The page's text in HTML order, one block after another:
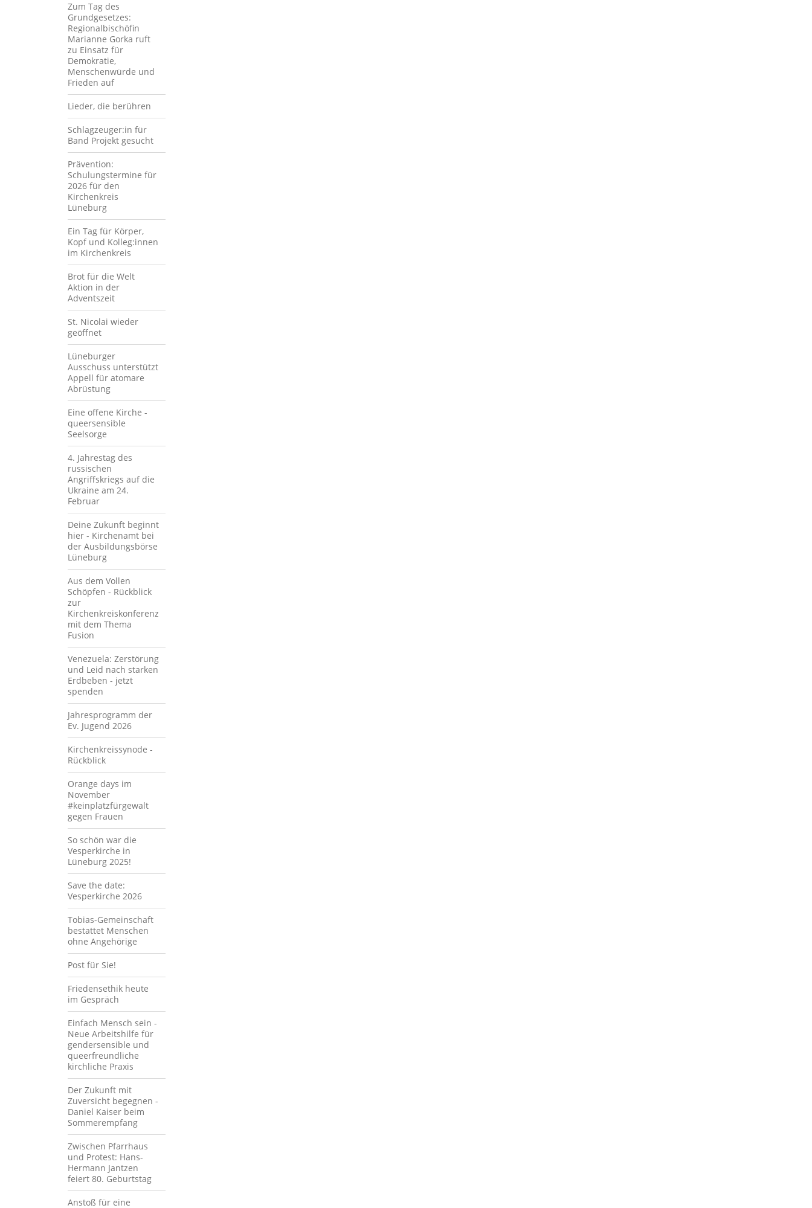
Zum Tag des
Grundgesetzes:
Regionalbischöfin
Marianne Gorka ruft
zu Einsatz für
Demokratie,
Menschenwürde und
Frieden auf
Lieder, die berühren
Schlagzeuger:in für
Band Projekt gesucht
Prävention:
Schulungstermine für
2026 für den
Kirchenkreis
Lüneburg
Ein Tag für Körper,
Kopf und Kolleg:innen
im Kirchenkreis
Brot für die Welt
Aktion in der
Adventszeit
St. Nicolai wieder
geöffnet
Lüneburger
Ausschuss unterstützt
Appell für atomare
Abrüstung
Eine offene Kirche -
queersensible
Seelsorge
4. Jahrestag des
russischen
Angriffskriegs auf die
Ukraine am 24.
Februar
Deine Zukunft beginnt
hier - Kirchenamt bei
der Ausbildungsbörse
Lüneburg
Aus dem Vollen
Schöpfen - Rückblick
zur
Kirchenkreiskonferenz
mit dem Thema
Fusion
Venezuela: Zerstörung
und Leid nach starken
Erdbeben - jetzt
spenden
Jahresprogramm der
Ev. Jugend 2026
Kirchenkreissynode -
Rückblick
Orange days im
November
#keinplatzfürgewalt
gegen Frauen
So schön war die
Vesperkirche in
Lüneburg 2025!
Save the date:
Vesperkirche 2026
Tobias-Gemeinschaft
bestattet Menschen
ohne Angehörige
Post für Sie!
Friedensethik heute
im Gespräch
Einfach Mensch sein -
Neue Arbeitshilfe für
gendersensible und
queerfreundliche
kirchliche Praxis
Der Zukunft mit
Zuversicht begegnen -
Daniel Kaiser beim
Sommerempfang
Zwischen Pfarrhaus
und Protest: Hans-
Hermann Jantzen
feiert 80. Geburtstag
Anstoß für eine